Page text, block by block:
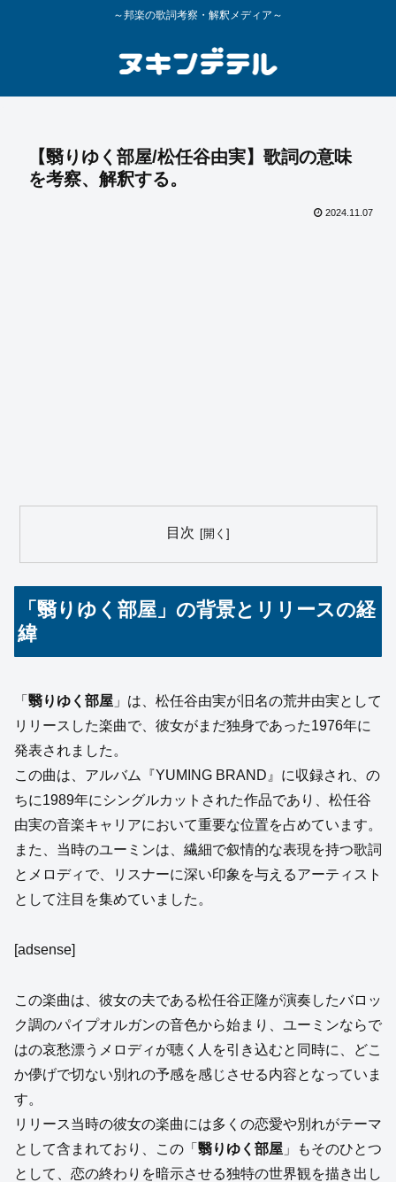
～邦楽の歌詞考察・解釈メディア～
【翳りゆく部屋/松任谷由実】歌詞の意味
を考察、解釈する。
2024.11.07
目次
「翳りゆく部屋」の背景とリリースの経
緯
「 翳りゆく部屋 」は、松任谷由実が旧名の荒井由実として
リリースした楽曲で、彼女がまだ独身であった1976年に
発表されました。
この曲は、アルバム『YUMING BRAND』に収録され、の
ちに1989年にシングルカットされた作品であり、松任谷
由実の音楽キャリアにおいて重要な位置を占めています。
また、当時のユーミンは、繊細で叙情的な表現を持つ歌詞
とメロディで、リスナーに深い印象を与えるアーティスト
として注目を集めていました。
[adsense]
この楽曲は、彼女の夫である松任谷正隆が演奏したバロッ
ク調のパイプオルガンの音色から始まり、ユーミンならで
はの哀愁漂うメロディが聴く人を引き込むと同時に、どこ
か儚げで切ない別れの予感を感じさせる内容となっていま
す。
リリース当時の彼女の楽曲には多くの恋愛や別れがテーマ
として含まれており、この「 翳りゆく部屋 」もそのひとつ
として、恋の終わりを暗示させる独特の世界観を描き出し